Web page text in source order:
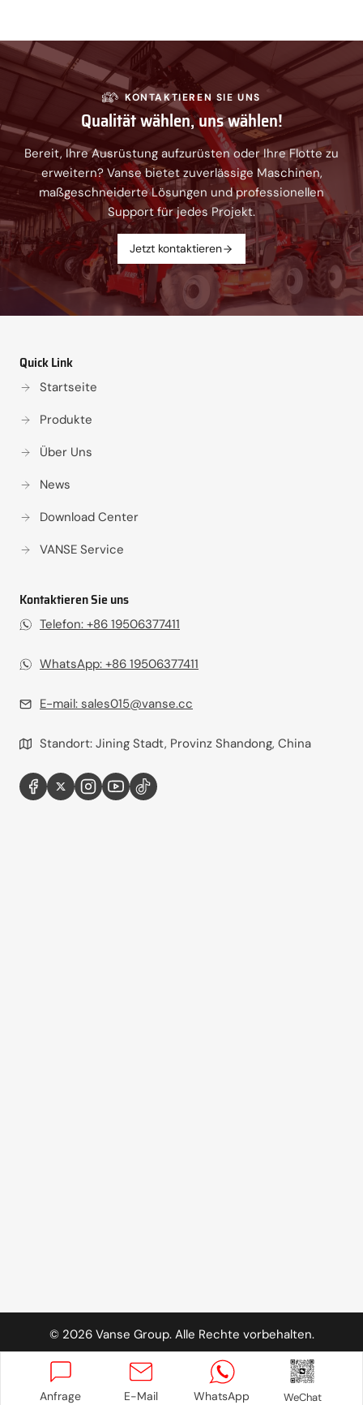
KONTAKTIEREN SIE UNS
Qualität wählen, uns wählen!
Bereit, Ihre Ausrüstung aufzurüsten oder Ihre Flotte zu
erweitern? Vanse bietet zuverlässige Maschinen,
maßgeschneiderte Lösungen und professionellen
Support für jedes Projekt.
Jetzt kontaktieren
Quick Link
Startseite
Produkte
Über Uns
News
Download Center
VANSE Service
Kontaktieren Sie uns
Telefon: +86 19506377411‬
WhatsApp: +86 19506377411
E-mail: sales015@vanse.cc
Standort: Jining Stadt, Provinz Shandong, China
© 2026Vanse Group. Alle Rechte vorbehalten.
Datenschutzerklärung
Anfrage E-Mail WhatsApp WeChat